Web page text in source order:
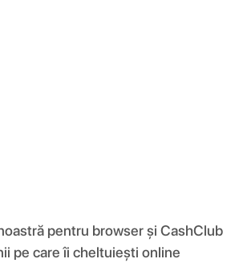
pentru browser și CashClub
pe care îi cheltuiești online